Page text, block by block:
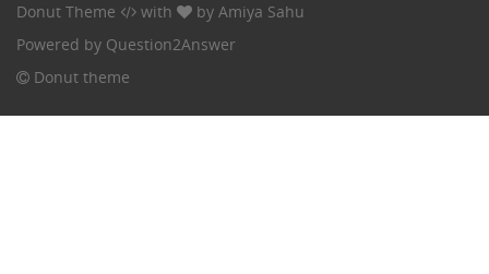
Donut Theme with by Amiya Sahu
Powered by Question2Answer
Donut theme